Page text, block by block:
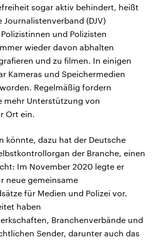
sogar aktiv behindert, heißt
Journalistenverband (DJV)
und Polizisten
wieder davon abhalten
und zu filmen. In einigen
Kameras und Speichermedien
Regelmäßig fordern
mehr Unterstützung von
Ort ein.
könnte, dazu hat der Deutsche
der Branche, einen
Im November 2020 legte er
neue gemeinsame
für Medien und Polizei vor.
haben
Branchenverbände und
Sender, darunter auch das